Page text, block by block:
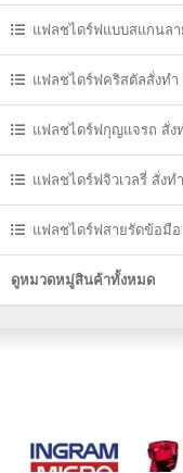
แฟลชไดร์ฟแบบสแกนลา
ถูก แฟลชไดร์ฟคริสตัลสั่งทำ
ส่ง แฟลชไดร์ฟกุญแจรถ สั่ง
แฟลชไดร์ฟจิวเวลรี่ สั่งท
ส่ง แฟลชไดร์ฟสายรัดข้อมือ
ถูก
ดูหมวดหมู่สินค้าทั้งหมด